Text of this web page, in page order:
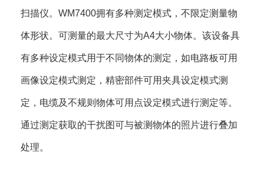
扫描仪。WM7400拥有多种测定模式，不限定测量物
体形状。可测量的最大尺寸为A4大小物体。该设备具
有多种设定模式用于不同物体的测定，如电路板可用
画像设定模式测定，精密部件可用夹具设定模式测
定，电缆及不规则物体可用点设定模式进行测定等。
通过测定获取的干扰图可与被测物体的照片进行叠加
处理。